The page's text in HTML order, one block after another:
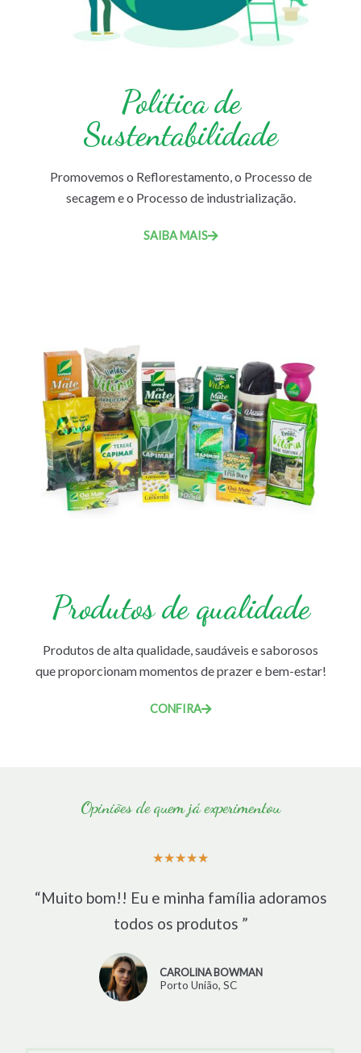
Política de
Sustentabilidade
Promovemos o Reflorestamento, o Processo de
secagem e o Processo de industrialização.
SAIBA MAIS
Produtos de qualidade
Produtos de alta qualidade, saudáveis e saborosos
que proporcionam momentos de prazer e bem-estar!
CONFIRA
Opiniões de quem já experimentou
★★★★★
“Muito bom!! Eu e minha família adoramos
todos os produtos ”
CAROLINA BOWMAN
Porto União, SC